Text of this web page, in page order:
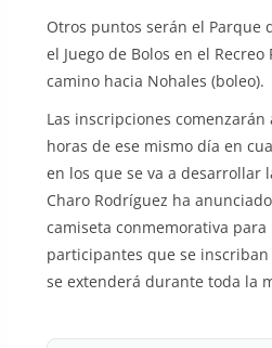
Otros puntos serán el Parque
el Juego de Bolos en el Recreo
camino hacia Nohales (boleo).
Las inscripciones comenzarán
horas de ese mismo día en
en los que se va a desarrollar
Charo Rodríguez ha
camiseta conmemorativa
participantes que se
se extenderá durante toda la